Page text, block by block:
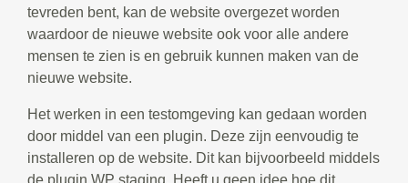
tevreden bent, kan de website overgezet worden
waardoor de nieuwe website ook voor alle andere
mensen te zien is en gebruik kunnen maken van de
nieuwe website.
Het werken in een testomgeving kan gedaan worden
door middel van een plugin. Deze zijn eenvoudig te
installeren op de website. Dit kan bijvoorbeeld middels